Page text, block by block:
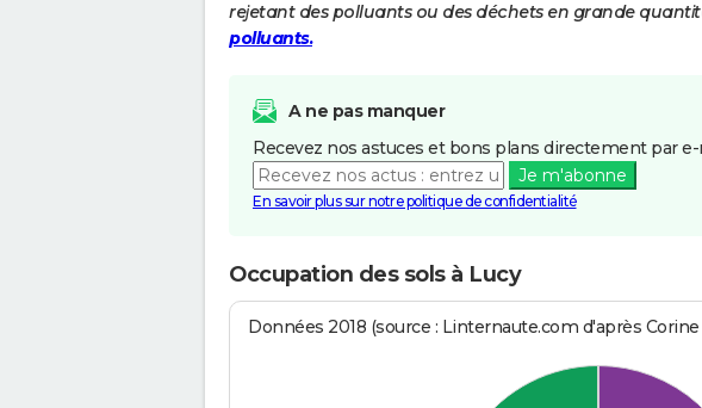
rejetant des polluants ou des déchets en grande
polluants.
A ne pas manquer
Recevez nos astuces et bons plans directement par e-
Je m'abonne
En savoir plus sur notre politique de confidentialité
Occupation des sols à Lucy
Données 2018 (source : Linternaute.com d'après Corine